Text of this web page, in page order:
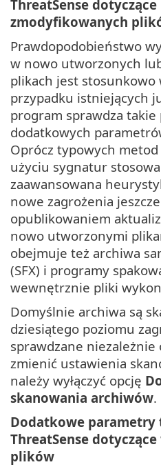
ThreatSense
zmodyfikowanych
Prawdopodobieństwo
w nowo utworzonych
plikach jest stosunkowo
przypadku istniejących
program sprawdza
dodatkowych
Oprócz typowych
użyciu sygnatur
zaawansowana
nowe zagrożenia
opublikowaniem
nowo utworzonymi
obejmuje też archiwa
(SFX) i programy
wewnętrznie pliki
Domyślnie archiwa są
dziesiątego poziomu
sprawdzane
zmienić ustawienia
należy wyłączyć opcję
skanowania archiwów.
Dodatkowe
ThreatSense
plików